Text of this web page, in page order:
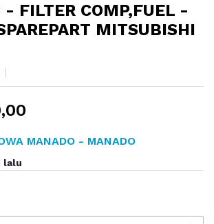
FILTER COMP,FUEL -
MITSUBISHI
MANADO - MANADO
lalu